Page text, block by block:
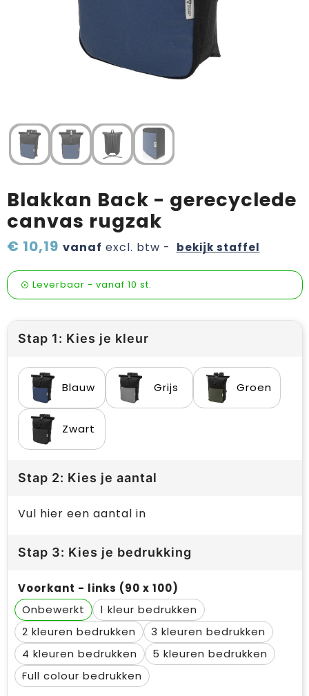
Verzorging & welness
Sinterklaas artikelen
Wijn, bier en proeverij
Zomerpakketten
Blakkan Back - gerecyclede
canvas rugzak
€ 10,19 vanaf excl. btw - bekijk staffel
Leverbaar - vanaf 10 st.
Stap 1: Kies je kleur
Blauw Grijs Groen
Zwart
Stap 2: Kies je aantal
Vul hier een aantal in
Stap 3: Kies je bedrukking
Voorkant - links (90 x 100)
Onbewerkt
1
2
3
4
5
Full colour